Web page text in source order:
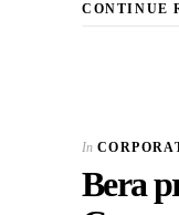
CONTINUE
In
Bera